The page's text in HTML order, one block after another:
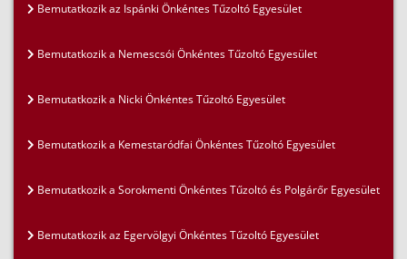
Bemutatkozik az Ispánki Önkéntes Tűzoltó Egyesület
Bemutatkozik a Nemescsói Önkéntes Tűzoltó Egyesület
Bemutatkozik a Nicki Önkéntes Tűzoltó Egyesület
Bemutatkozik a Kemestaródfai Önkéntes Tűzoltó Egyesület
Bemutatkozik a Sorokmenti Önkéntes Tűzoltó és Polgárőr Egyesület
Bemutatkozik az Egervölgyi Önkéntes Tűzoltó Egyesület